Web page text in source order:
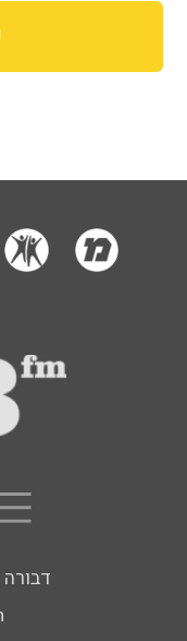
דבורה